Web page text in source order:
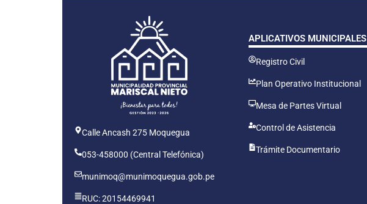
Calle Ancash 275 Moquegua
053-458000 (Central Telefónica)
munimoq@munimoquegua.gob.pe
RUC: 20154469941
APLICATIVOS MUNICIPALES
Registro Civil
Plan Operativo Institucional
Mesa de Partes Virtual
Control de Asistencia
Trámite Documentario